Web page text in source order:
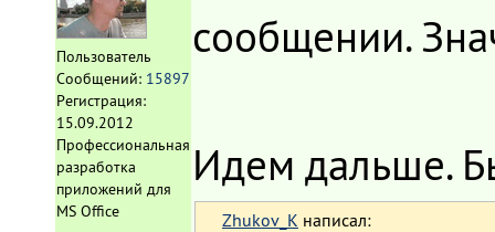
Пользователь
Сообщений: 15897
Регистрация:
15.09.2012
Профессиональная
разработка
приложений для
MS Office
сообщении.
Идем дальше.
Zhukov_K написал: